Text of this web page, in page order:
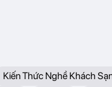
Kiến Thức Nghề Khách